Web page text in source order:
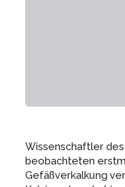
Wissenschaftler
beobachteten
Gefäßverkalkung